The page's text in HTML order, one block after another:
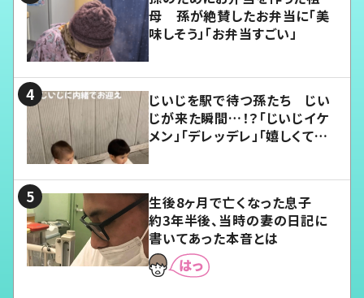
母 孫が絶賛したお弁当に「美
味しそう」「お弁当すごい」
じいじを駅で待つ孫たち じい
じが来た瞬間…！？「じいじイケ
メン」「デレッデレ」「嬉しくて可
生後8ヶ月で亡くなった息子
約3年半後、当時の妻の日記に
書いてあった本音とは